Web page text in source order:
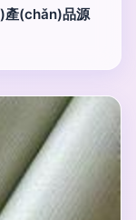
產(chǎn)品源